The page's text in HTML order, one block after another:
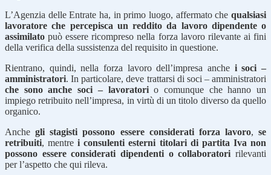
L’Agenzia delle Entrate ha, in primo luogo, affermato che qualsiasi
lavoratore che percepisca un reddito da lavoro dipendente o
assimilato può essere ricompreso nella forza lavoro rilevante ai fini
della verifica della sussistenza del requisito in questione.
Rientrano, quindi, nella forza lavoro dell’impresa anche i soci –
amministratori. In particolare, deve trattarsi di soci – amministratori
che sono anche soci – lavoratorio comunque che hanno un
impiego retribuito nell’impresa, in virtù di un titolo diverso da quello
organico.
Anchegli stagisti possono essere considerati forza lavoro, se
retribuiti, mentrei consulenti esterni titolari di partita Iva non
possono essere considerati dipendenti o collaboratori rilevanti
per l’aspetto che qui rileva.